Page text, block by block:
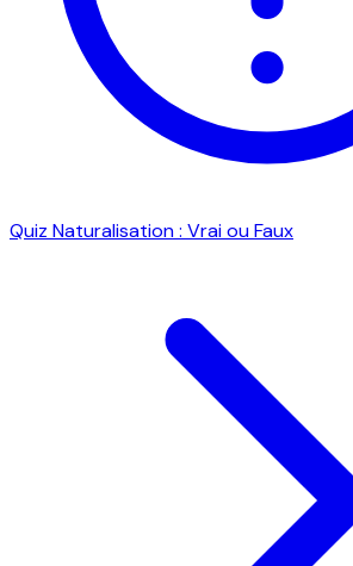
Quiz Naturalisation : Vrai ou Faux